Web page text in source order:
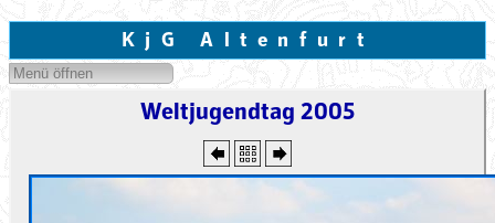
KjG Altenfurt
Menü öffnen
Weltjugendtag 2005